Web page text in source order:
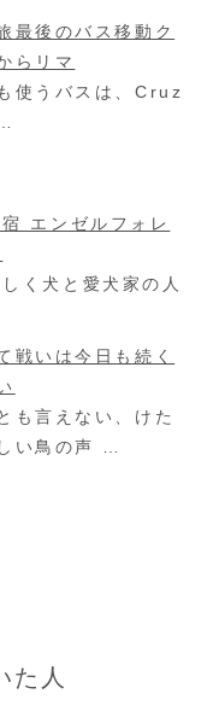
最後のバス移動ク
らリマ
使うバスは、Cruz
エンゼルフォレ
く犬と愛犬家の人
戦いは今日も続く
も言えない、けた
い鳥の声 …
た人